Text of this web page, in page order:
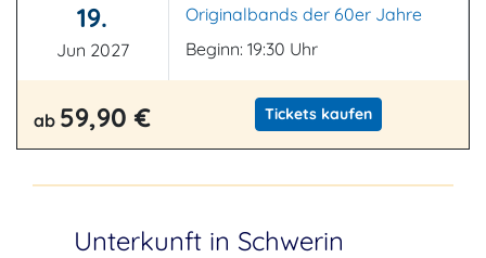
19.
Jun 2027
Originalbands der 60er Jahre
Beginn: 19:30 Uhr
ab 59,90 € Tickets kaufen
Unterkunft in Schwerin